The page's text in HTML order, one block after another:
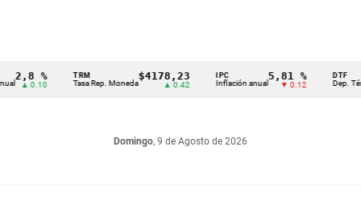
%
0.10 Tasa Rep. Moneda
$4178,23
▲ 0.42 Inflación anual
5,81 %
▼ 0.12 Dep. Término
Domingo, 9 de Agosto de 2026